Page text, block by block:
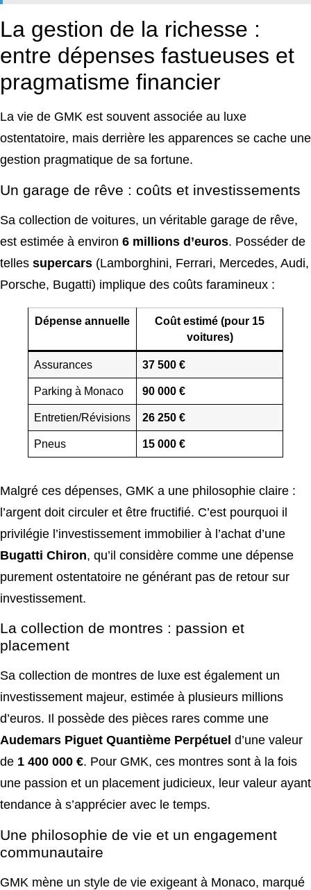
La gestion de la richesse :
entre dépenses fastueuses et
pragmatisme financier
La vie de GMK est souvent associée au luxe
ostentatoire, mais derrière les apparences se cache une
gestion pragmatique de sa fortune.
Un garage de rêve : coûts et investissements
Sa collection de voitures, un véritable garage de rêve,
est estimée à environ 6 millions d’euros. Posséder de
telles supercars (Lamborghini, Ferrari, Mercedes, Audi,
Porsche, Bugatti) implique des coûts faramineux :
Dépense annuelle
Coût estimé (pour 15
voitures)
Assurances 37 500 €
Parking à Monaco 90 000 €
Entretien/Révisions 26 250 €
Pneus 15 000 €
Malgré ces dépenses, GMK a une philosophie claire :
l’argent doit circuler et être fructifié. C’est pourquoi il
privilégie l’investissement immobilier à l’achat d’une
Bugatti Chiron, qu’il considère comme une dépense
purement ostentatoire ne générant pas de retour sur
investissement.
La collection de montres : passion et
placement
Sa collection de montres de luxe est également un
investissement majeur, estimée à plusieurs millions
d’euros. Il possède des pièces rares comme une
Audemars Piguet Quantième Perpétuel d’une valeur
de 1 400 000 €. Pour GMK, ces montres sont à la fois
une passion et un placement judicieux, leur valeur ayant
tendance à s’apprécier avec le temps.
Une philosophie de vie et un engagement
communautaire
GMK mène un style de vie exigeant à Monaco, marqué